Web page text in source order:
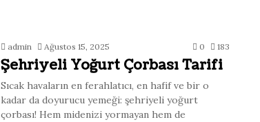
admin Ağustos 15, 2025 0 183
Şehriyeli Yoğurt Çorbası Tarifi
Sıcak havaların en ferahlatıcı, en hafif ve bir o
kadar da doyurucu yemeği: şehriyeli yoğurt
çorbası! Hem midenizi yormayan hem de